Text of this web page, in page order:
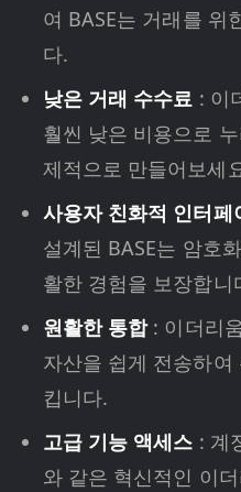
여 BASE는 거래를 위
다.
낮은 거래 수수료 : 이
훨씬 낮은 비용으로
제적으로 만들어보세
사용자 친화적 인터페
설계된 BASE는 암호
활한 경험을 보장합니
원활한 통합 : 이더리
자산을 쉽게 전송하여
킵니다.
고급 기능 액세스 : 계
와 같은 혁신적인 이